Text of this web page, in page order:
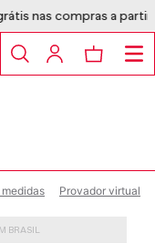
de R$1.399
Provador virtual
BRASIL